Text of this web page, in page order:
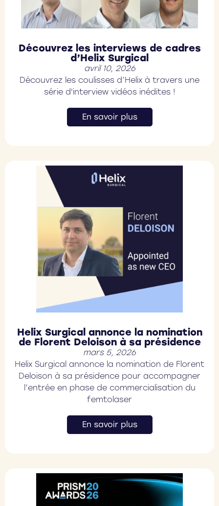
Découvrez les interviews de cadres
d’Helix Surgical
avril 10, 2026
Découvrez les coulisses d’Helix à travers une
série d'interview vidéos inédites !
En savoir plus
Helix Surgical annonce la nomination
de Florent Deloison à sa présidence
mars 5, 2026
Helix Surgical annonce la nomination de Florent
Deloison à sa présidence pour accompagner
l’entrée en phase de commercialisation du
femtolaser
En savoir plus